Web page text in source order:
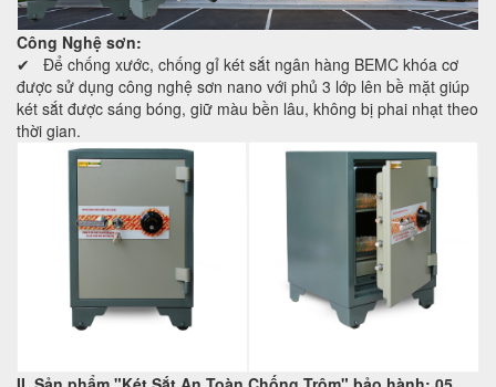
Công Nghệ sơn:
✔ Để chống xước, chống gỉ két sắt ngân hàng BEMC khóa cơ
được sử dụng công nghệ sơn nano với phủ 3 lớp lên bề mặt giúp
két sắt được sáng bóng, giữ màu bền lâu, không bị phai nhạt theo
thời gian.